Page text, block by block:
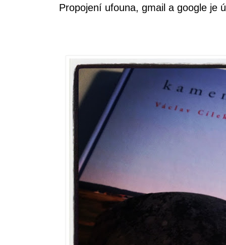
Propojení ufouna, gmail a google je